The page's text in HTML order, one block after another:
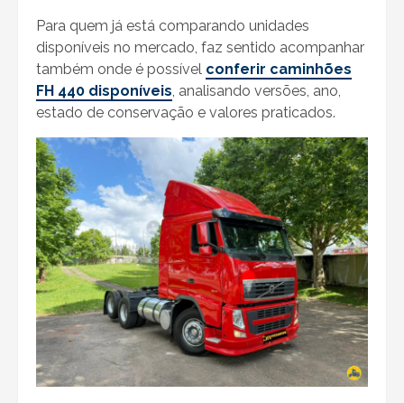
Para quem já está comparando unidades
disponíveis no mercado, faz sentido acompanhar
também onde é possível conferir caminhões
FH 440 disponíveis, analisando versões, ano,
estado de conservação e valores praticados.